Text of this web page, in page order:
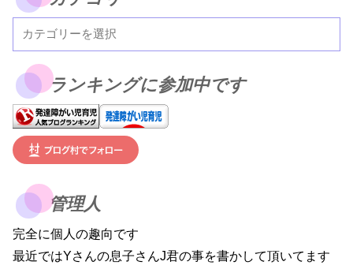
ランキングに参加中です
管理人
完全に個人の趣向です
最近ではYさんの息子さんJ君の事を書かして頂いてます